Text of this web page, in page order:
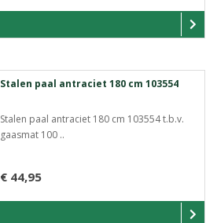
Stalen paal antraciet 180 cm 103554
Stalen paal antraciet 180 cm 103554 t.b.v.
gaasmat 100 ..
€ 44,95